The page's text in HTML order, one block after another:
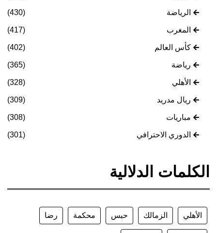
الرياضة (430)
المغرب (417)
كأس العالم (402)
رياضة (365)
الأهلي (328)
ريال مدريد (309)
مباريات (308)
الدوري الاحترافي (301)
الكلمات الدلالية
الأهلي الزمالك حبس محكمة رضا